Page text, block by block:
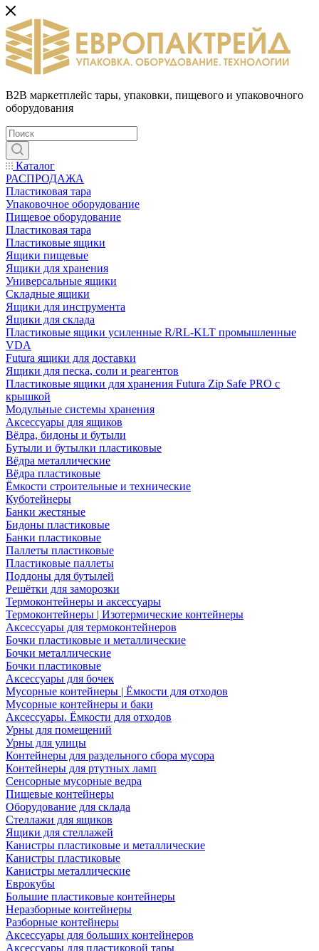
B2B маркетплейс тары, упаковки, пищевого и упаковочного
оборудования
Каталог
РАСПРОДАЖА
Пластиковая тара
Упаковочное оборудование
Пищевое оборудование
Пластиковая тара
Пластиковые ящики
Ящики пищевые
Ящики для хранения
Универсальные ящики
Складные ящики
Ящики для инструмента
Ящики для склада
Пластиковые ящики усиленные R/RL-KLT промышленные
VDA
Futura ящики для доставки
Ящики для песка, соли и реагентов
Пластиковые ящики для хранения Futura Zip Safe PRO с
крышкой
Модульные системы хранения
Аксессуары для ящиков
Вёдра, бидоны и бутыли
Бутыли и бутылки пластиковые
Вёдра металлические
Вёдра пластиковые
Ёмкости строительные и технические
Куботейнеры
Банки жестяные
Бидоны пластиковые
Банки пластиковые
Паллеты пластиковые
Пластиковые паллеты
Поддоны для бутылей
Решётки для заморозки
Термоконтейнеры и аксессуары
Термоконтейнеры | Изотермические контейнеры
Аксессуары для термоконтейнеров
Бочки пластиковые и металлические
Бочки металлические
Бочки пластиковые
Аксессуары для бочек
Мусорные контейнеры | Ёмкости для отходов
Мусорные контейнеры и баки
Аксессуары. Ёмкости для отходов
Урны для помещений
Урны для улицы
Контейнеры для раздельного сбора мусора
Контейнеры для ртутных ламп
Сенсорные мусорные ведра
Пищевые контейнеры
Оборудование для склада
Стеллажи для ящиков
Ящики для стеллажей
Канистры пластиковые и металлические
Канистры пластиковые
Канистры металлические
Еврокубы
Большие пластиковые контейнеры
Неразборные контейнеры
Разборные контейнеры
Аксессуары для больших контейнеров
Аксессуары для пластиковой тары